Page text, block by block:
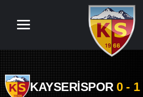
KAYSERİSPOR 0 - 1